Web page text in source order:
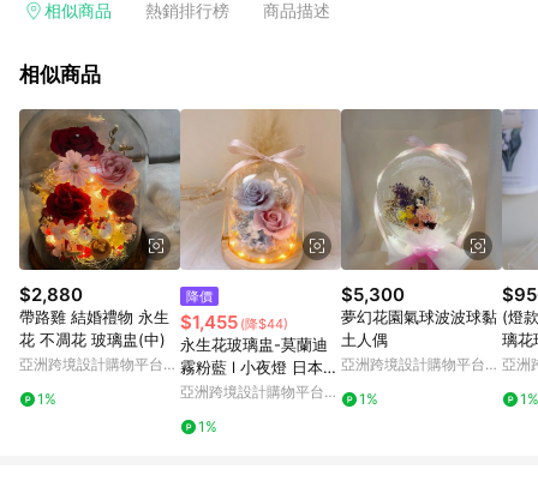
相似商品 熱銷排行榜 商品描述
相似商品
$2,880
帶路雞 結婚禮物 永生
花 不凋花 玻璃盅(中)
亞洲跨境設計購物平台
1%
降價
$1,455 (降$44)
永生花玻璃盅-莫蘭迪
霧粉藍 l 小夜燈 日本玫
瑰 情人節禮物
亞洲跨境設計購物平台
1%
$5,300
夢幻花園氣球波波球黏
土人偶
亞洲跨境設計購物平台
1%
(燈
璃花
亞洲
1%